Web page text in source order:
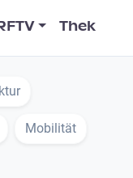
Thek
Mobilität